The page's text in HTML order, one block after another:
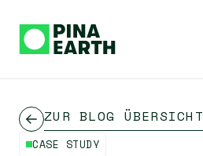
ZUR BLOG ÜBERSICHT
CASE STUDY